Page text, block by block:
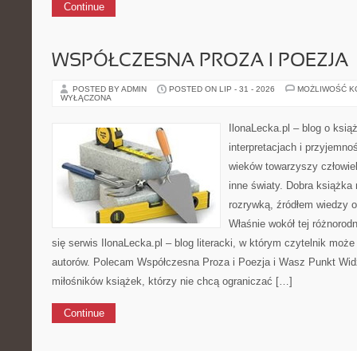
Continue
WSPÓŁCZESNA PROZA I POEZJA
POSTED BY ADMIN POSTED ON LIP - 31 - 2026
MOŻLIWOŚĆ
WYŁĄCZONA
IlonaLecka.pl – blog o
interpretacjach i
wieków towarzyszy
inne światy. Dobra
rozrywką, źródłem wiedzy
Właśnie wokół tej
się serwis IlonaLecka.pl – blog literacki, w którym czytelnik
autorów. Polecam Współczesna Proza i Poezja i Wasz Punkt
miłośników książek, którzy nie chcą ograniczać […]
Continue